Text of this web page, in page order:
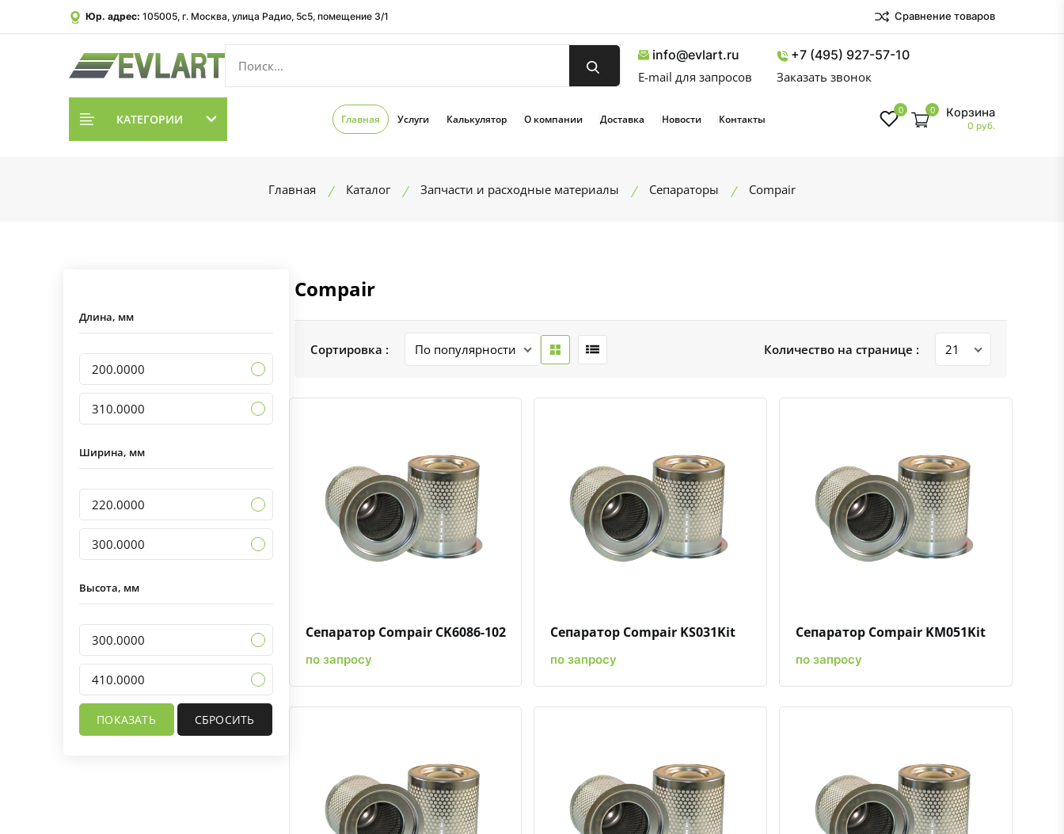
Юр. адрес: 105005, г. Москва, улица Радио, 5с5, помещение 3/1 Сравнение товаров
info@evlart.ru
E-mail для запросов
+7 (495) 927-57-10
Заказать звонок
КАТЕГОРИИ Главная Услуги Калькулятор О компании Доставка Новости Контакты
0 0 Корзина
0 руб.
Главная Каталог Запчасти и расходные материалы Сепараторы Compair
Длина, мм
200.0000
310.0000
Ширина, мм
220.0000
300.0000
Высота, мм
300.0000
410.0000
Compair
Сортировка : Количество на странице :
Быстрый просмотрДобавить к сравнению
Добавить в избранное
Сепаратор Compair CK6086-102
по запросу
Быстрый просмотрДобавить к сравнению
Добавить в избранное
Сепаратор Compair KS031Kit
по запросу
Быстрый просмотрДобавить к сравнению
Добавить в избранное
Сепаратор Compair KM051Kit
по запросу